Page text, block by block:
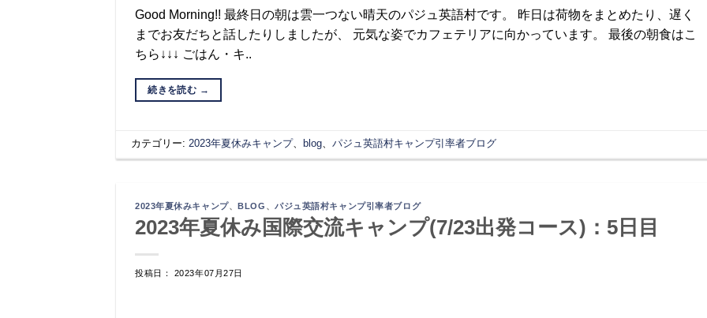
Good Morning!! 最終日の朝は雲一つない晴天のパジュ英語村です。 昨日は荷物をまとめたり、遅く
までお友だちと話したりしましたが、 元気な姿でカフェテリアに向かっています。 最後の朝食はこ
ちら↓↓↓ ごはん・キ..
続きを読む →
カテゴリー: 2023年夏休みキャンプ、 blog 、パジュ英語村キャンプ引率者ブログ
2023年夏休みキャンプ、BLOG 、パジュ英語村キャンプ引率者ブログ
2023年夏休み国際交流キャンプ(7/23出発コース)：5日目
投稿日： 2023年07月27日